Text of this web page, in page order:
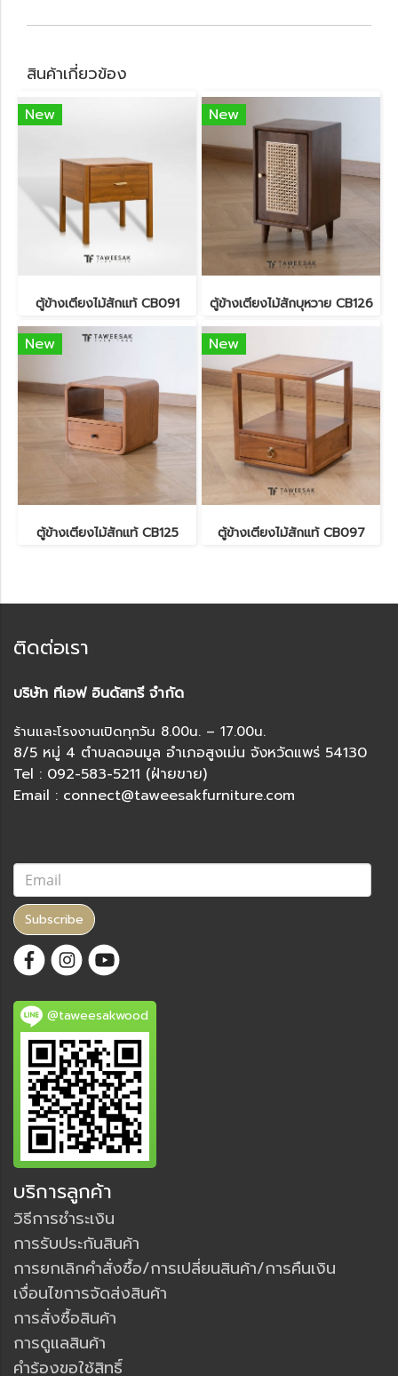
สินค้าเกี่ยวข้อง
New
ตู้ข้างเตียงไม้สักแท้ CB091
New
ตู้ข้างเตียงไม้สักบุหวาย CB126
New
ตู้ข้างเตียงไม้สักแท้ CB125
New
ตู้ข้างเตียงไม้สักแท้ CB097
ติดต่อเรา
บริษัท ทีเอฟ อินดัสทรี จำกัด
ร้านและโรงงานเปิดทุกวัน 8.00น. – 17.00น.
8/5 หมู่ 4 ตำบลดอนมูล อำเภอสูงเม่น จังหวัดแพร่ 54130
Tel : 092-583-5211 (ฝ่ายขาย)
Email : connect@taweesakfurniture.com
Subscribe
@taweesakwood
บริการลูกค้า
วิธีการชำระเงิน
การรับประกันสินค้า
การยกเลิกคำสั่งซื้อ/การเปลี่ยนสินค้า/การคืนเงิน
เงื่อนไขการจัดส่งสินค้า
การสั่งซื้อสินค้า
การดูแลสินค้า
คำร้องขอใช้สิทธิ์